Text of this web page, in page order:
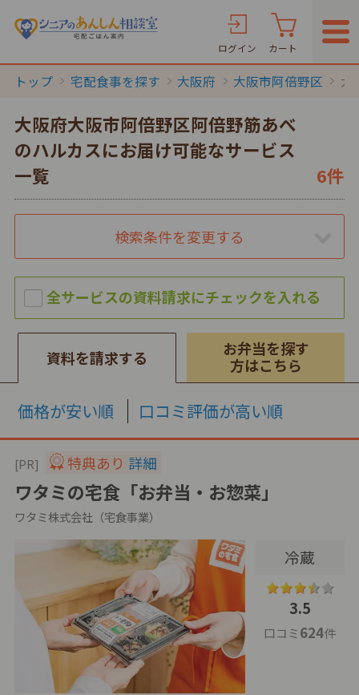
ログイン カート
トップ 宅配食事を探す 大阪府 大阪市阿倍野区 大
大阪府大阪市阿倍野区阿倍野筋あべ
のハルカスにお届け可能なサービス
一覧
6件
検索条件を変更する
資料を請求する
お弁当を探す
方はこちら
価格が安い順 口コミ評価が高い順
[PR] 特典あり 詳細
ワタミの宅食「お弁当・お惣菜」
ワタミ株式会社（宅食事業）
冷蔵
3.5
口コミ624件